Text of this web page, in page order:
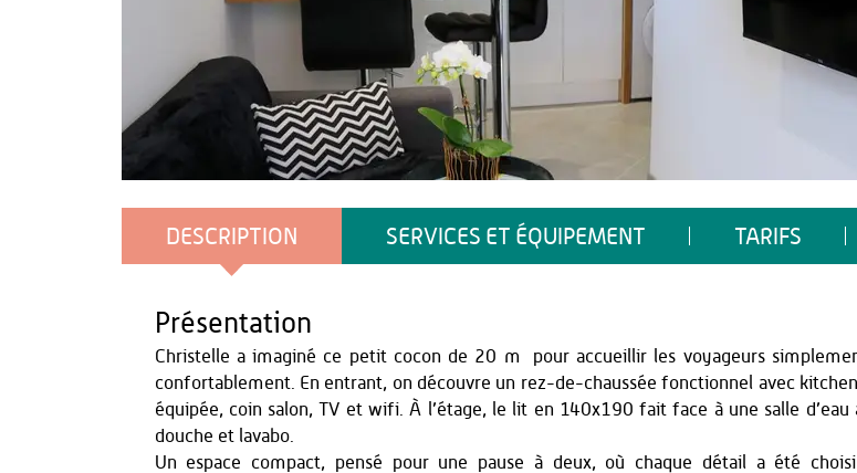
DESCRIPTION SERVICES ET ÉQUIPEMENT TARIFS
Présentation
Christelle a imaginé ce petit cocon de 20 m² pour accueillir les voyageurs
confortablement. En entrant, on découvre un rez-de-chaussée fonctionnel avec
équipée, coin salon, TV et wifi. À l’étage, le lit en 140x190 fait face à une salle d’eau
douche et lavabo.
Un espace compact, pensé pour une pause à deux, où chaque détail a été